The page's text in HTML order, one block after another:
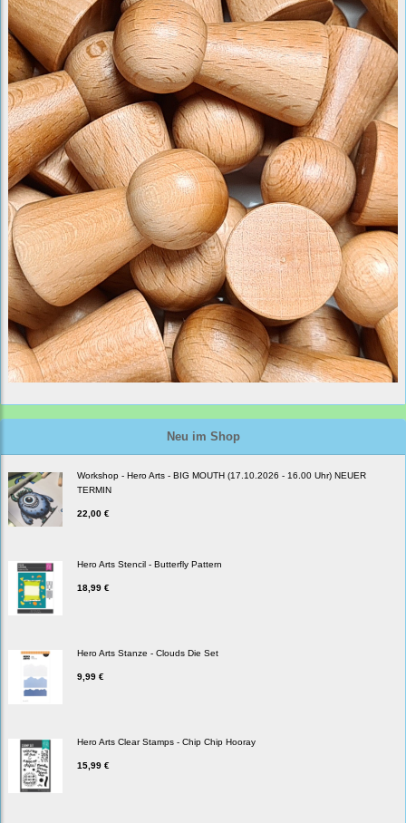
Neu im Shop
Workshop - Hero Arts - BIG MOUTH (17.10.2026 - 16.00 Uhr) NEUER
TERMIN
22,00 €
Hero Arts Stencil - Butterfly Pattern
18,99 €
Hero Arts Stanze - Clouds Die Set
9,99 €
Hero Arts Clear Stamps - Chip Chip Hooray
15,99 €